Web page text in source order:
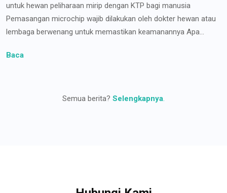
untuk hewan peliharaan mirip dengan KTP bagi manusia
Pemasangan microchip wajib dilakukan oleh dokter hewan atau
lembaga berwenang untuk memastikan keamanannya Apa...
Baca
Semua berita? Selengkapnya.